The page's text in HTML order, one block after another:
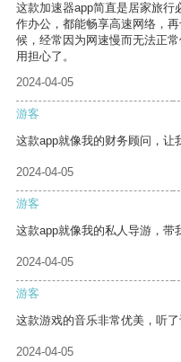
这款加速器app简直是居家旅行
作办公，都能畅享高速网络，
候，经常因为网速慢而无法正
用担心了。
2024-04-05
游客
这款app就像我的财务顾问，让
2024-04-05
游客
这款app就像我的私人导游，带
2024-04-05
游客
这款游戏的音乐非常优美，听了
2024-04-05